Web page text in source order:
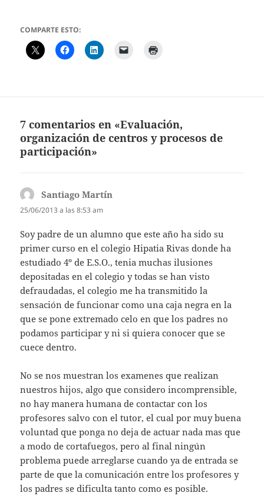
COMPARTE ESTO:
7 comentarios en «Evaluación,
organización de centros y procesos de
participación»
Santiago Martín
25/06/2013 a las 8:53 am
Soy padre de un alumno que este año ha sido su
primer curso en el colegio Hipatia Rivas donde ha
estudiado 4º de E.S.O., tenia muchas ilusiones
depositadas en el colegio y todas se han visto
defraudadas, el colegio me ha transmitido la
sensación de funcionar como una caja negra en la
que se pone extremado celo en que los padres no
podamos participar y ni si quiera conocer que se
cuece dentro.
No se nos muestran los examenes que realizan
nuestros hijos, algo que considero incomprensible,
no hay manera humana de contactar con los
profesores salvo con el tutor, el cual por muy buena
voluntad que ponga no deja de actuar nada mas que
a modo de cortafuegos, pero al final ningún
problema puede arreglarse cuando ya de entrada se
parte de que la comunicación entre los profesores y
los padres se dificulta tanto como es posible.